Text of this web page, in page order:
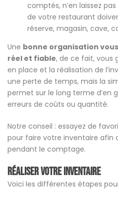
comptés, n’en laissez
de votre restaurant
réserve, magasin, cave,
Une bonne organisation
réel et fiable, de ce fait, vous
en place et la réalisation de
une perte de temps, mais la
permet sur le long terme d’en
erreurs de coûts ou quantité.
Notre conseil : essayez de
pour faire votre inventaire afin
pendant le comptage.
Réaliser votre inventaire
Voici les différentes étapes